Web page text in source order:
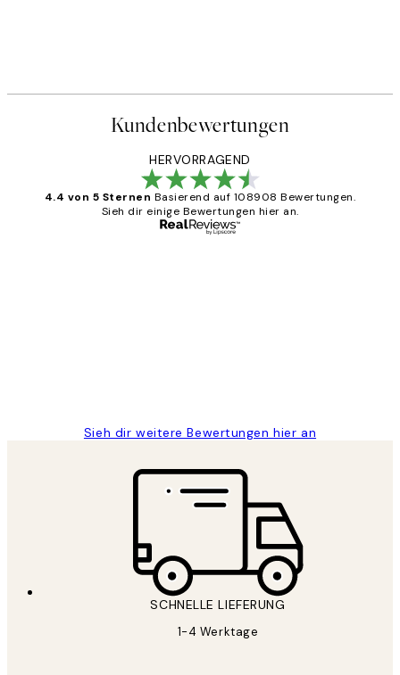
Kundenbewertungen
HERVORRAGEND
4.4 von 5 Sternen Basierend auf 108908 Bewertungen.
Sieh dir einige Bewertungen hier an.
Sieh dir weitere Bewertungen hier an
SCHNELLE LIEFERUNG
1-4 Werktage